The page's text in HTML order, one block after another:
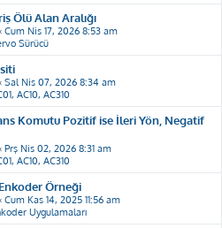
Ölü Alan Aralığı
Cum Nis 17, 2026 8:53 am
Sürücü
Sal Nis 07, 2026 8:34 am
AC10, AC310
Komutu Pozitif ise İleri Yön, Negatif
Prş Nis 02, 2026 8:31 am
AC10, AC310
Örneği
Cum Kas 14, 2025 11:56 am
Uygulamaları